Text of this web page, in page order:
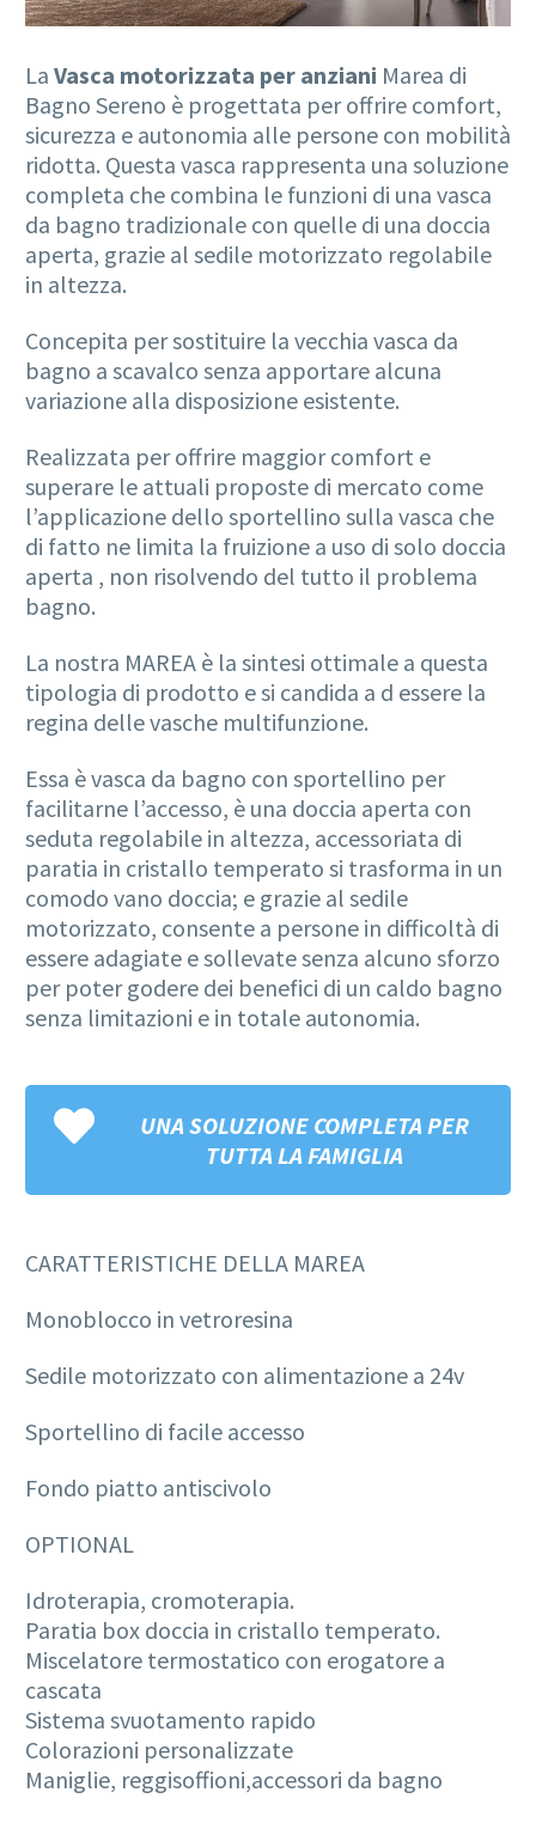
La Vasca motorizzata per anziani Marea di
Bagno Sereno è progettata per offrire comfort,
sicurezza e autonomia alle persone con mobilità
ridotta. Questa vasca rappresenta una soluzione
completa che combina le funzioni di una vasca
da bagno tradizionale con quelle di una doccia
aperta, grazie al sedile motorizzato regolabile
in altezza.
Concepita per sostituire la vecchia vasca da
bagno a scavalco senza apportare alcuna
variazione alla disposizione esistente.
Realizzata per offrire maggior comfort e
superare le attuali proposte di mercato come
l’applicazione dello sportellino sulla vasca che
di fatto ne limita la fruizione a uso di solo doccia
aperta , non risolvendo del tutto il problema
bagno.
La nostra MAREA è la sintesi ottimale a questa
tipologia di prodotto e si candida a d essere la
regina delle vasche multifunzione.
Essa è vasca da bagno con sportellino per
facilitarne l’accesso, è una doccia aperta con
seduta regolabile in altezza, accessoriata di
paratia in cristallo temperato si trasforma in un
comodo vano doccia; e grazie al sedile
motorizzato, consente a persone in difficoltà di
essere adagiate e sollevate senza alcuno sforzo
per poter godere dei benefici di un caldo bagno
senza limitazioni e in totale autonomia.
UNA SOLUZIONE COMPLETA PER
TUTTA LA FAMIGLIA
CARATTERISTICHE DELLA MAREA
Monoblocco in vetroresina
Sedile motorizzato con alimentazione a 24v
Sportellino di facile accesso
Fondo piatto antiscivolo
OPTIONAL
Idroterapia, cromoterapia.
Paratia box doccia in cristallo temperato.
Miscelatore termostatico con erogatore a
cascata
Sistema svuotamento rapido
Colorazioni personalizzate
Maniglie, reggisoffioni,accessori da bagno